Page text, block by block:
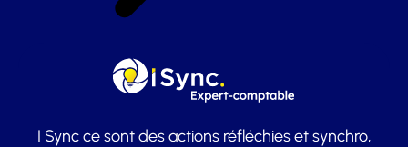
I Sync ce sont des actions réfléchies et synchro,